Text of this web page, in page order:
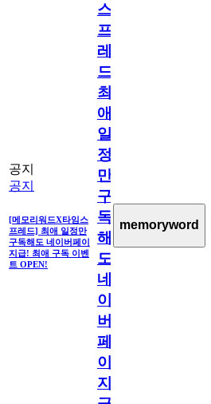
공지
공지
[메모리워드X타임스
프레드] 최애 일정만
구독해도 네이버페이
지급! 최애 구독 이벤
트 OPEN!
스
프
레
드]
최
애
일
정
만
구
독
해
도
네
이
버
페
이
지
memoryword